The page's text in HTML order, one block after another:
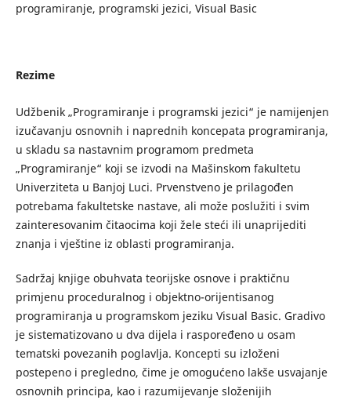
programiranje, programski jezici, Visual Basic
Rezime
Udžbenik „Programiranje i programski jezici“ je namijenjen
izučavanju osnovnih i naprednih koncepata programiranja,
u skladu sa nastavnim programom predmeta
„Programiranje“ koji se izvodi na Mašinskom fakultetu
Univerziteta u Banjoj Luci. Prvenstveno je prilagođen
potrebama fakultetske nastave, ali može poslužiti i svim
zainteresovanim čitaocima koji žele steći ili unaprijediti
znanja i vještine iz oblasti programiranja.
Sadržaj knjige obuhvata teorijske osnove i praktičnu
primjenu proceduralnog i objektno-orijentisanog
programiranja u programskom jeziku Visual Basic. Gradivo
je sistematizovano u dva dijela i raspoređeno u osam
tematski povezanih poglavlja. Koncepti su izloženi
postepeno i pregledno, čime je omogućeno lakše usvajanje
osnovnih principa, kao i razumijevanje složenijih